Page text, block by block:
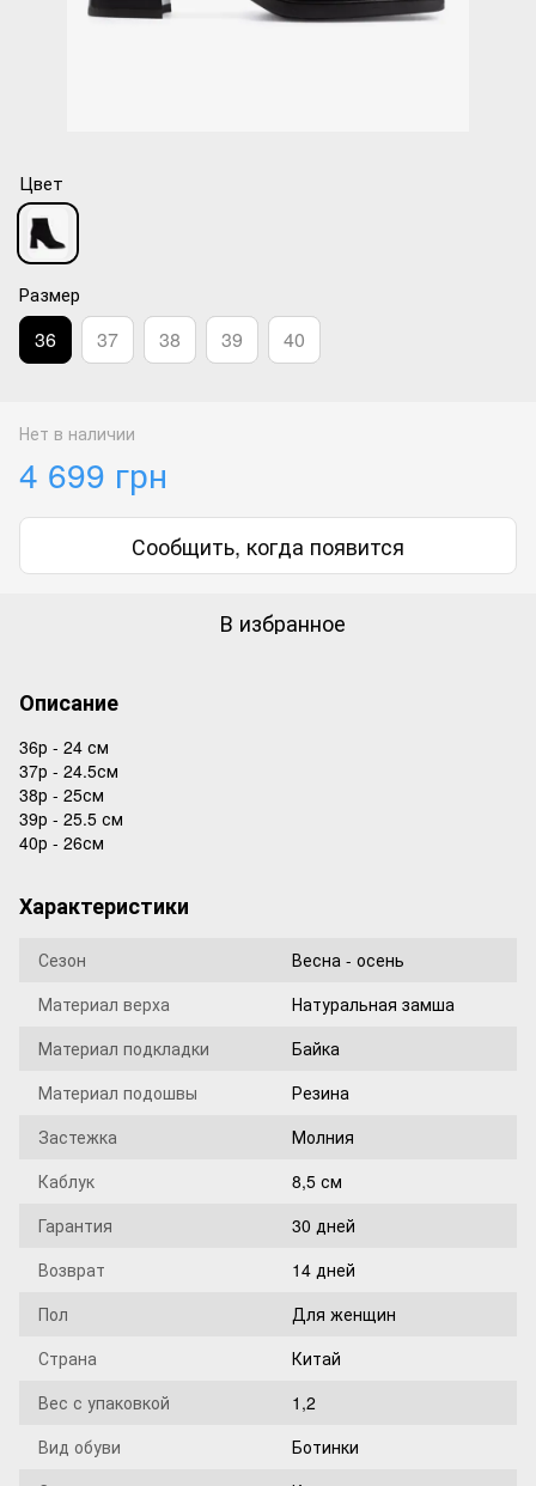
Цвет
Размер
36 37 38 39 40
Нет в наличии
4 699 грн
Сообщить, когда появится
В избранное
Описание
36р - 24 см
37р - 24.5см
38р - 25см
39р - 25.5 см
40р - 26см
Характеристики
Сезон
Весна - осень
Материал верха
Натуральная замша
Материал подкладки
Байка
Материал подошвы
Резина
Застежка
Молния
Каблук
8,5 см
Гарантия
30 дней
Возврат
14 дней
Пол
Для женщин
Страна
Китай
Вес с упаковкой
1,2
Вид обуви
Ботинки